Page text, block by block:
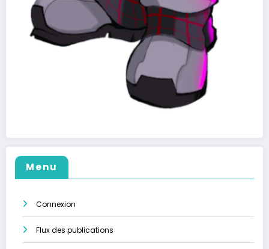
Menu
Connexion
Flux des publications